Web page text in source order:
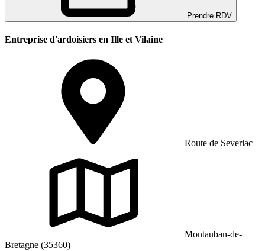
Prendre RDV
Entreprise d'ardoisiers en Ille et Vilaine
Route de Severiac
Montauban-de-
Bretagne (35360)